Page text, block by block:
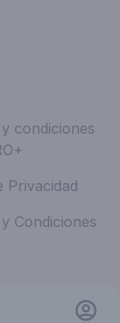
condiciones
Privacidad
Condiciones